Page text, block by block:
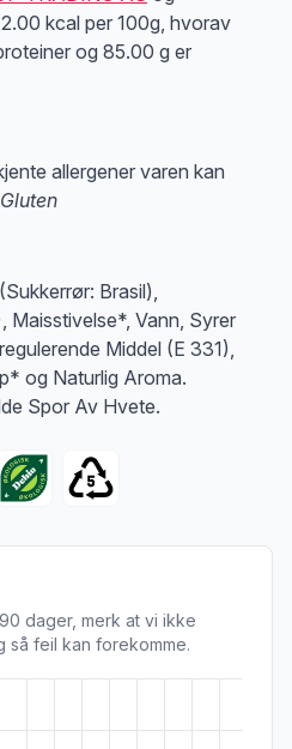
kcal per 100g, hvorav
og 85.00 g er
allergener varen kan
Gluten
Brasil),
Maisstivelse*, Vann, Syrer
Middel (E 331),
og Naturlig Aroma.
Spor Av Hvete.
dager, merk at vi ikke
så feil kan forekomme.